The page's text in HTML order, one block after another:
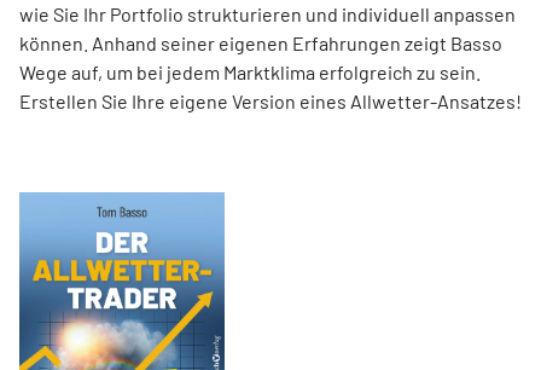
wie Sie Ihr Portfolio strukturieren und individuell anpassen
können. Anhand seiner eigenen Erfahrungen zeigt Basso
Wege auf, um bei jedem Marktklima erfolgreich zu sein.
Erstellen Sie Ihre eigene Version eines Allwetter-Ansatzes!